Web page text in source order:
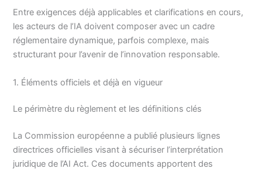
Entre exigences déjà applicables et clarifications en cours,
les acteurs de l’IA doivent composer avec un cadre
réglementaire dynamique, parfois complexe, mais
structurant pour l’avenir de l’innovation responsable.
1. Éléments officiels et déjà en vigueur
Le périmètre du règlement et les définitions clés
La Commission européenne a publié plusieurs lignes
directrices officielles visant à sécuriser l’interprétation
juridique de l’AI Act. Ces documents apportent des